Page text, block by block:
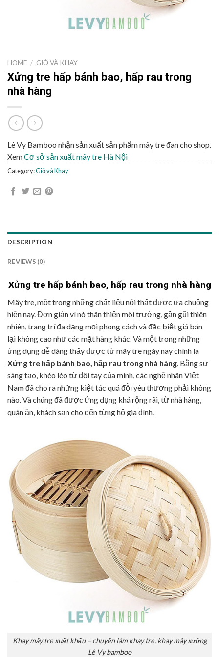
HOME / GIỎ VÀ KHAY
Xửng tre hấp bánh bao, hấp rau trong
nhà hàng
Lê Vy Bamboo nhận sản xuất sản phẩm mây tre đan cho shop.
XemCơ sở sản xuất mây tre Hà Nội
Category:Giỏ và Khay
DESCRIPTION
REVIEWS (0)
Xửng tre hấp bánh bao, hấp rau trong nhà hàng
Mây tre, một trong những chất liệu nội thất được ưa chuộng
hiện nay. Đơn giản vì nó thân thiện môi trường, gần gũi thiên
nhiên, trang trí đa dạng mọi phong cách và đặc biệt giá bán
lại không cao như các mặt hàng khác. Và một trong những
ứng dụng dễ dàng thấy được từ mây tre ngày nay chính là
Xửng tre hấp bánh bao, hấp rau trong nhà hàng . Bằng sự
sáng tạo, khéo léo từ đôi tay của mình, các nghệ nhân Việt
Nam đã cho ra những kiệt tác quá đỗi yêu thương phải không
nào. Và chúng đã được ứng dụng khá rộng rãi, từ nhà hàng,
quán ăn, khách sạn cho đến từng hộ gia đình.
Khay mây tre xuất khẩu – chuyên làm khay tre, khay mây xưởng
Lê Vy bamboo